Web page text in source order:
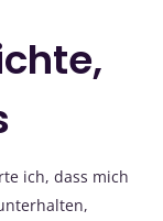
ich, dass mich